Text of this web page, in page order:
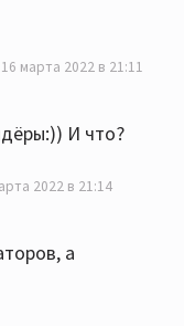
16 марта 2022 в 21:11
И что?
2022 в 21:14
а